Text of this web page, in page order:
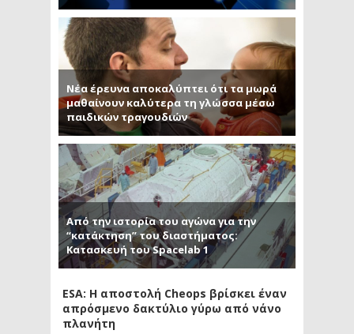
Νέα έρευνα αποκαλύπτει ότι τα μωρά
μαθαίνουν καλύτερα τη γλώσσα μέσω
παιδικών τραγουδιών
Από την ιστορία του αγώνα για την
“κατάκτηση” του διαστήματος:
Κατασκευή του Spacelab 1
ESA: Η αποστολή Cheops βρίσκει έναν
απρόσμενο δακτύλιο γύρω από νάνο
πλανήτη